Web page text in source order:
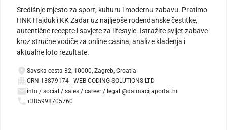
Središnje mjesto za sport, kulturu i modernu zabavu. Pratimo
HNK Hajduk i KK Zadar uz najljepše rođendanske čestitke,
autentične recepte i savjete za lifestyle. Istražite svijet zabave
kroz stručne vodiče za online casina, analize klađenja i
aktualne loto rezultate.
Savska cesta 32, 10000, Zagreb, Croatia
CRN 13879174 | WEB CODING SOLUTIONS LTD
info / social / sales / career / legal @dalmacijaportal.hr
+385998705760